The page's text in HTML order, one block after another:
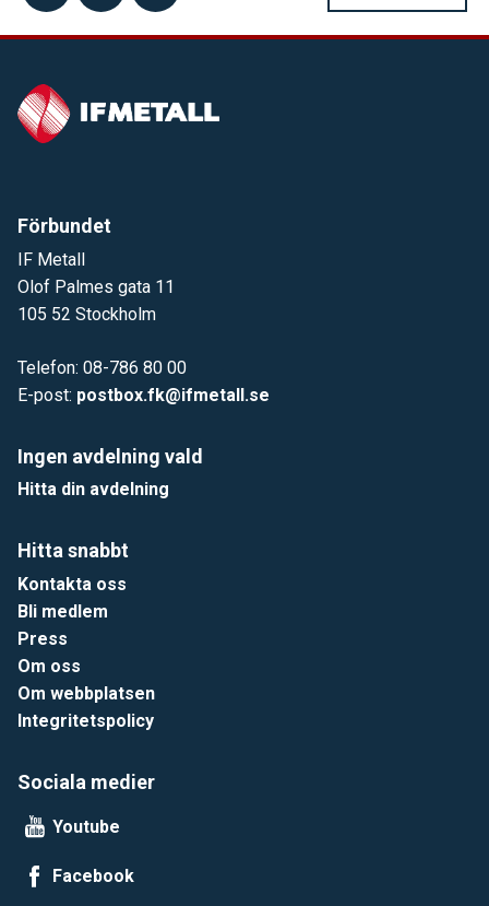
Förbundet
IF Metall
Olof Palmes gata 11
105 52 Stockholm
Telefon: 08-786 80 00
E-post: postbox.fk@ifmetall.se
Ingen avdelning vald
Hitta din avdelning
Hitta snabbt
Kontakta oss
Bli medlem
Press
Om oss
Om webbplatsen
Integritetspolicy
Sociala medier
Youtube
Facebook